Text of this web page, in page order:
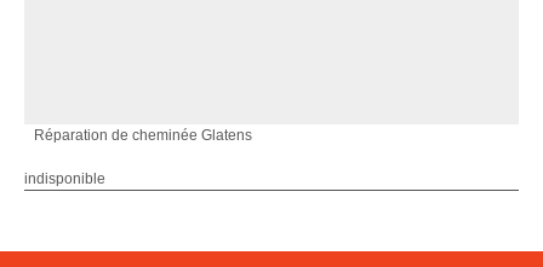
Réparation de cheminée Glatens
indisponible